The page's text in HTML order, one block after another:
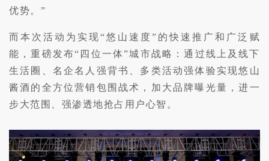
优势。”
而本次活动为实现“悠山速度”的快速推广和广泛赋
能，重磅发布“四位一体”城市战略：通过线上及线下
生活圈、名企名人强背书、多类活动强体验实现悠山
酱酒的全方位营销包围战术，加大品牌曝光量，进一
步大范围、强渗透地抢占用户心智。